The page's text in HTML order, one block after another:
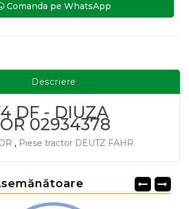
Comanda pe WhatsApp
Descriere
DF - DIUZA
02934378
, Piese tractor DEUTZ FAHR